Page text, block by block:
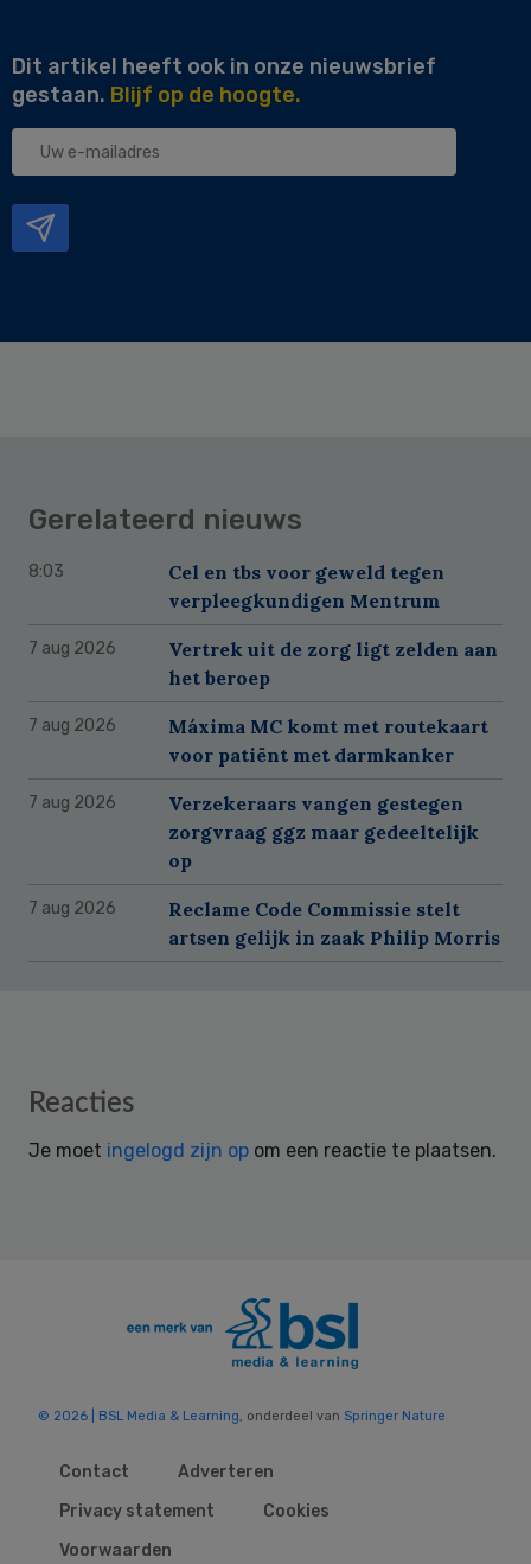
Dit artikel heeft ook in onze nieuwsbrief
gestaan. Blijf op de hoogte.
Uw
Gerelateerd nieuws
8:03
Cel en tbs voor geweld tegen
verpleegkundigen Mentrum
7 aug 2026
Vertrek uit de zorg ligt zelden aan
het beroep
7 aug 2026
Máxima MC komt met routekaart
voor patiënt met darmkanker
7 aug 2026
Verzekeraars vangen gestegen
zorgvraag ggz maar gedeeltelijk
op
7 aug 2026
Reclame Code Commissie stelt
artsen gelijk in zaak Philip Morris
Reader
Reacties
Je moet ingelogd zijn op om een reactie te plaatsen.
© 2026 | BSL Media & Learning , onderdeel van Springer Nature
Contact
Adverteren
Privacy statement
Cookies
Voorwaarden